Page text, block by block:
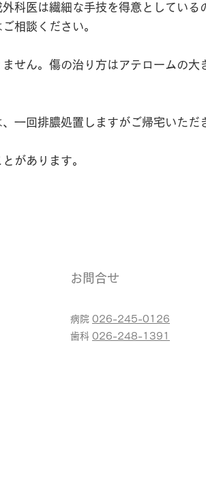
科医は繊細な手技を得意としている
相談ください。
せん。傷の治り方はアテロームの
一回排膿処置しますがご帰宅いただ
があります。
お問合せ
病院 026-245-0126
​歯科 026-248-1391